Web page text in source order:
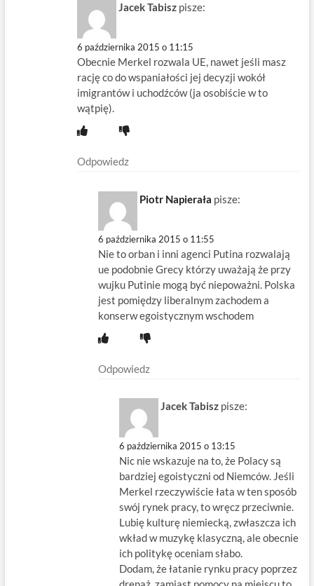
Jacek Tabisz pisze:
6 października 2015 o 11:15
Obecnie Merkel rozwala UE, nawet jeśli masz
rację co do wspaniałości jej decyzji wokół
imigrantów i uchodźców (ja osobiście w to
wątpię).
Odpowiedz
Piotr Napierała pisze:
6 października 2015 o 11:55
Nie to orban i inni agenci Putina rozwalają
ue podobnie Grecy którzy uważają że przy
wujku Putinie mogą być niepoważni. Polska
jest pomiędzy liberalnym zachodem a
konserw egoistycznym wschodem
Odpowiedz
Jacek Tabisz pisze:
6 października 2015 o 13:15
Nic nie wskazuje na to, że Polacy są
bardziej egoistyczni od Niemców. Jeśli
Merkel rzeczywiście łata w ten sposób
swój rynek pracy, to wręcz przeciwnie.
Lubię kulturę niemiecką, zwłaszcza ich
wkład w muzykę klasyczną, ale obecnie
ich politykę oceniam słabo.
Dodam, że łatanie rynku pracy poprzez